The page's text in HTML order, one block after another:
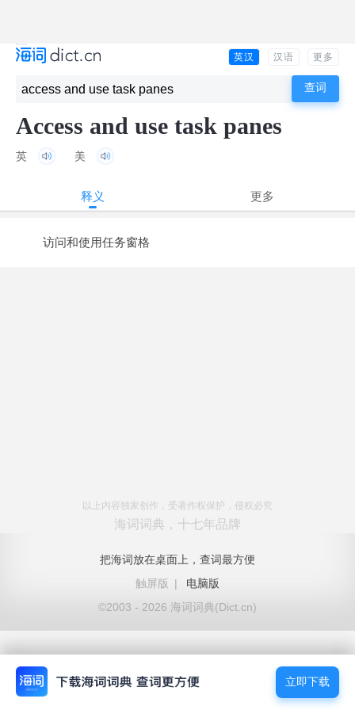
英汉 汉语 更多
Access and use task panes
英 美
释义 更多
访问和使用任务窗格
以上内容独家创作，受著作权保护，侵权必究
海词词典，十七年品牌
把海词放在桌面上，查词最方便
触屏版
|
电脑版
©2003 - 2026 海词词典(Dict.cn)
立即下载
立即下载